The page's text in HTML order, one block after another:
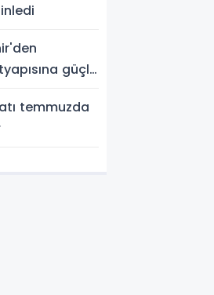
güçlü
temmuzda